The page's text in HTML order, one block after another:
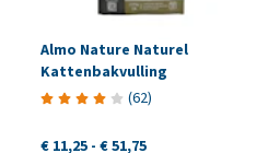
Almo Nature Naturel
Kattenbakvulling
(62)
€ 11,25 - € 51,75